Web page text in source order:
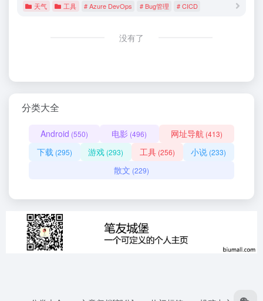
天气 工具 # Azure DevOps # Bug管理 # CICD
没有了
分类大全
Android (550) 电影 (496) 网址导航 (413)
下载 (295) 游戏 (293) 工具(256) 小说 (233)
散文 (229)